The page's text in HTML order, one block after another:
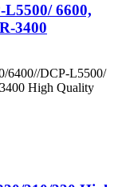
L5500/ 6600,
3400
6400//DCP-L5500/
High Quality